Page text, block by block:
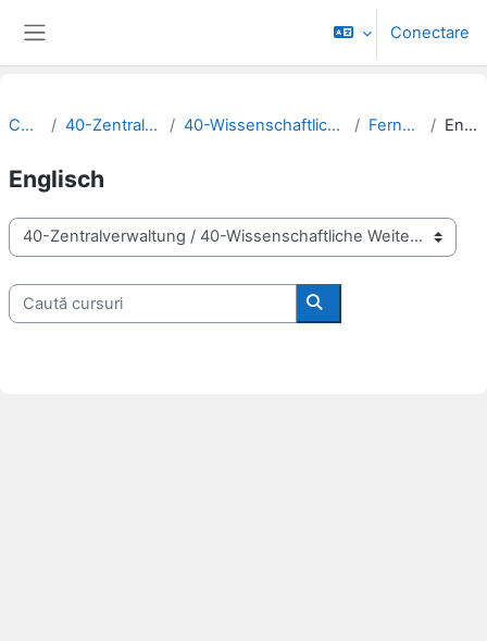
Conectare
Cursuri 40-Zentralverwaltung 40-Wissenschaftliche Weiterbildung Fernstudium Englisch
Englisch
Categorii curs
Caută cursuri
Caută cursuri